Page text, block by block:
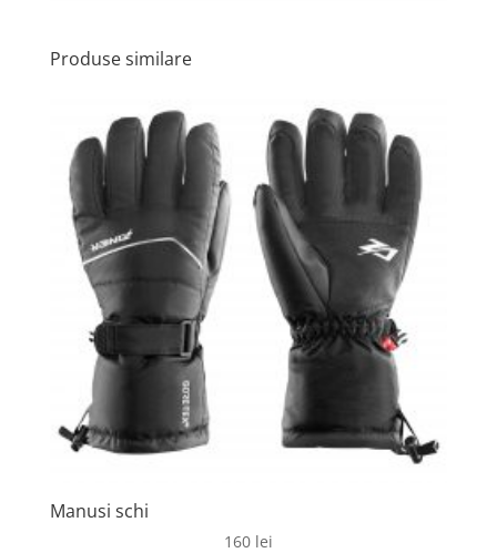
Produse similare
Manusi schi
160 lei